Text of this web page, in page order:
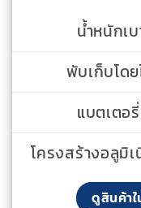
น้ำหนักเ
พับเก็บโด
แบตเตอ
โครงสร้างอลูมิ
ดูสินค้า